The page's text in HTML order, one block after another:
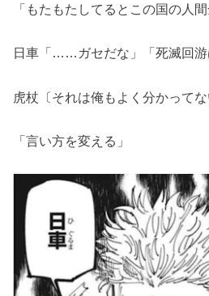
「もたもたしてるとこの国の人間
日車「……ガセだな」「死滅回游
虎杖〔それは俺もよく分かってな
「言い方を変える」